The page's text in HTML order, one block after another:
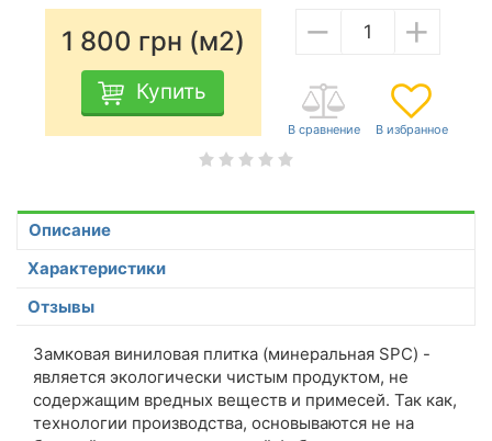
1 800 грн (м2)
Купить
− +
Описание
Характеристики
Отзывы
Замковая виниловая плитка (минеральная SPC) -
является экологически чистым продуктом, не
содержащим вредных веществ и примесей. Так как,
технологии производства, основываются не на